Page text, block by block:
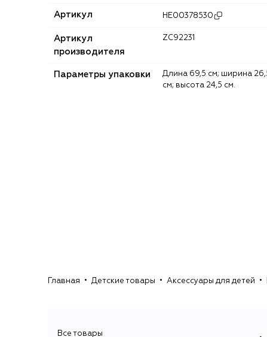
Артикул HE00378530
Артикул
производителя
ZC92231
Параметры упаковки
Длина 69,5 см; ширина 26,5
см; высота 24,5 см.
Главная Детские товары Аксессуары для детей
Все товары